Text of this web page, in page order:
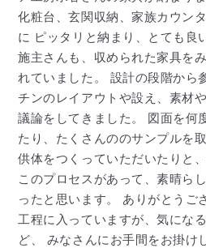
化粧台、玄関収納、家族カウン
に ピッタリと納まり、とても良
施主さんも、収められた家具を
れていました。 設計の段階から
チンのレイアウトや設え、素材
議論をしてきました。 図面を何
たり、たくさんののサンプルを
供体をつくっていただいたりと
このプロセスがあって、素晴ら
ったと思います。 ありがとうご
工程に入っていますが、気にな
ど、 みなさんにお手間をお掛け